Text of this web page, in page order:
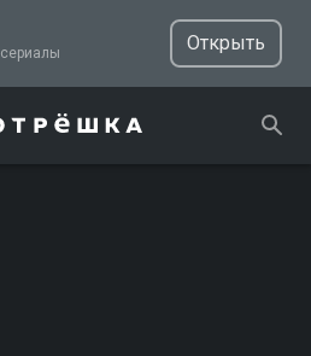
ТВ, фильмы и сериалы
Открыть